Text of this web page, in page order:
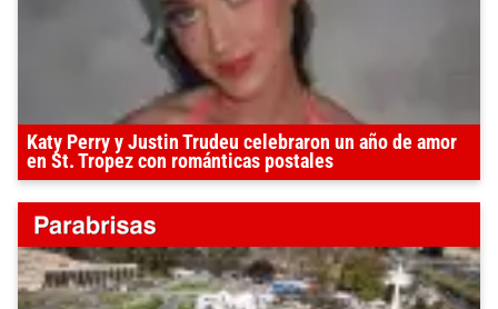
Katy Perry y Justin Trudeu celebraron un año de amor
en St. Tropez con románticas postales